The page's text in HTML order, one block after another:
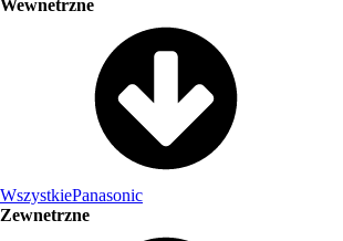
Wewnetrzne
WszystkiePanasonic
Zewnetrzne